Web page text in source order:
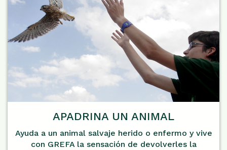
APADRINA UN ANIMAL
Ayuda a un animal salvaje herido o enfermo y vive
con GREFA la sensación de devolverles la